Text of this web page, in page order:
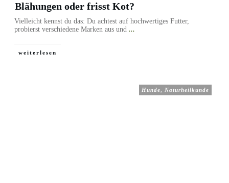
Blähungen oder frisst Kot?
Vielleicht kennst du das: Du achtest auf hochwertiges Futter,
probierst verschiedene Marken aus und ...
weiterlesen
Hunde Naturheilkunde